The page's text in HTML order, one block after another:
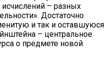
исчислений – разных
Достаточно
и так и оставшуюся
– центральное
о предмете новой